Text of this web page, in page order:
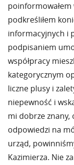
poinformowałem
podkreśliłem
informacyjnych i
podpisaniem
współpracy
kategorycznym
liczne plusy i
niepewność i
mi dobrze znany,
odpowiedzi na
urząd,
Kazimierza. Nie